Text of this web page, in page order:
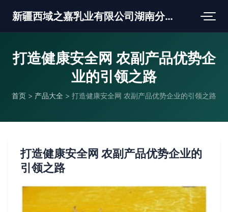
新疆西域之嘉乳业有限公司湖南分公司
打造健康安全网 农副产品优势企
业的引领之路
首页 > 产品大全 > 打造健康安全网 农副产品优势企业的引领之路
打造健康安全网 农副产品优势企业的
引领之路